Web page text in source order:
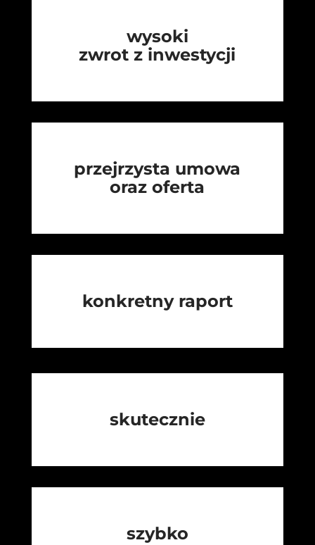
wysoki
zwrot z inwestycji
przejrzysta umowa
oraz oferta
konkretny raport
skutecznie
szybko